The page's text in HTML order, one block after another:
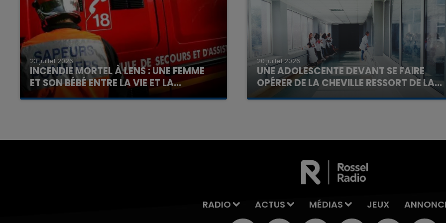
23 juillet 2026
INCENDIE MORTEL À LENS : UNE FEMME
ET SON BÉBÉ ENTRE LA VIE ET LA...
Un homme s'est immolé par le feu après avoir
20 juillet 2026
UNE ADOLESCENTE DEVANT SE FAIRE
OPÉRER DE LA CHEVILLE RESSORT DE LA...
La famille a porté plainte contre la clinique qui a
RADIO ACTUS MÉDIAS JEUX